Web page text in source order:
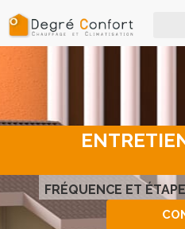
FRÉQUENCE ET